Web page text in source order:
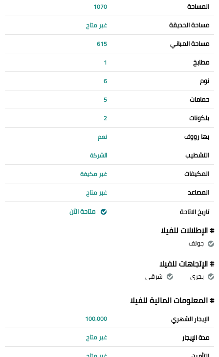
المساحة 1070
مساحة الحديقة غير متاح
مساحة المباني 615
مطابخ 1
نوم 6
حمامات 5
بلكونات 2
بها رووف نعم
التشطيب الشركة
المكيفات غير مكيفة
المصاعد غير متاح
تاريخ الاتاحة متاحة الآن
# الإطلالات للفيلا
جولف
# الإتجاهات للفيلا
بحري شرقي
# المعلومات المالية للفيلا
الإيجار الشهري 100,000
مدة الإيجار غير متاح